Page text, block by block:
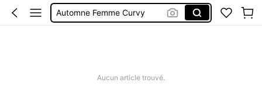
Automne Femme Curvy
Aucun article trouvé.